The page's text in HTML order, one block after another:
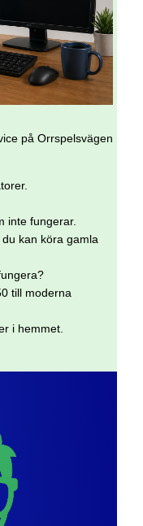
på Orrspelsvägen
inte fungerar.
kan köra gamla
till moderna
i hemmet.